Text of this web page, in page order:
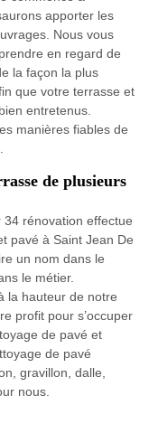
apporter les
Nous vous
en regard de
la façon la plus
que votre terrasse et
entretenus.
manières fiables de
de plusieurs
rénovation effectue
pavé à Saint Jean De
un nom dans le
le métier.
la hauteur de notre
profit pour s’occuper
de pavé et
de pavé
gravillon, dalle,
nous.